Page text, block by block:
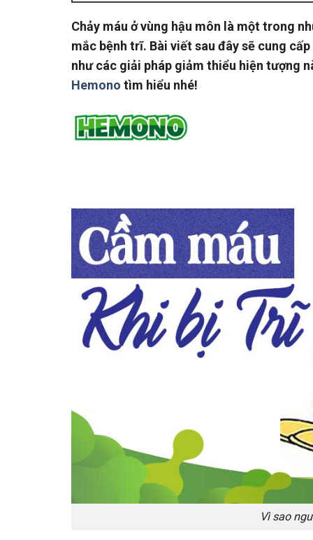
Chảy máu ở vùng hậu môn là một trong
mắc bệnh trĩ. Bài viết sau đây sẽ cung
như các giải pháp giảm thiểu hiện tượng
Hemono tìm hiểu nhé!
Vì sao